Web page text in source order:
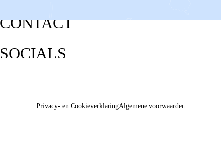
CONTACT
SOCIALS
Privacy- en CookieverklaringAlgemene voorwaarden